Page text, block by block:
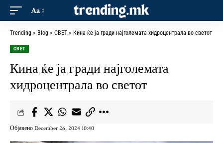
Aa
Trending > Blog > СВЕТ > Кина ќе ја гради најголемата хидроцентрала во светот
СВЕТ
Кина ќе ја гради најголемата
хидроцентрала во светот
Објавено December 26, 2024 10:40